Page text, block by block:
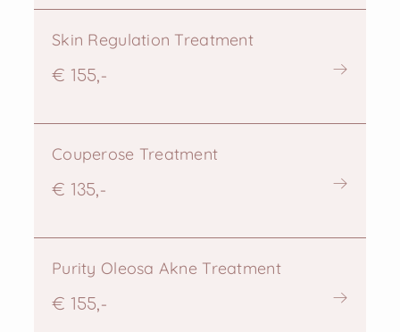
Skin Regulation Treatment
€ 155,-
Couperose Treatment
€ 135,-
Purity Oleosa Akne Treatment
€ 155,-